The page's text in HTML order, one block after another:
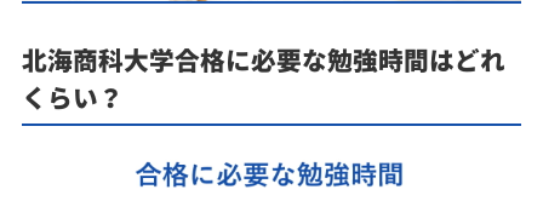
北海商科大学合格に必要な勉強時間はどれ
くらい？